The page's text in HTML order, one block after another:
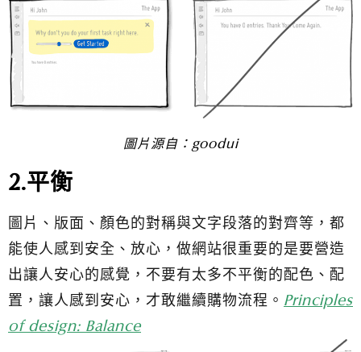
圖片源自： goodui
2.平衡
圖片、版面、顏色的對稱與文字段落的對齊等，都
能使人感到安全、放心，做網站很重要的是要營造
出讓人安心的感覺，不要有太多不平衡的配色、配
置，讓人感到安心，才敢繼續購物流程。 Principles
of design: Balance